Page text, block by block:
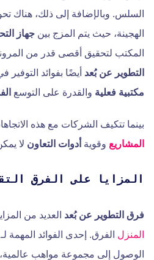
السلس. وبالإضافة إلى ذلك، هناك
الهجينة، حيث يتم المزج بين جهاز
المكتب لتحقيق أقصى قدر من
التطوير عن بُعد أيضًا بفوائد
مكتبية فعلية والقدرة على التوسع
بينما تتكيف الشركات مع هذه
المشاريع وقوية أدوات التعاون لا
المزايا على الفرق
فرق التطوير عن بُعد العديد من
المنزل الفرق. إحدى الفوائد المهمة لـ
الوصول إلى مجموعة مواهب